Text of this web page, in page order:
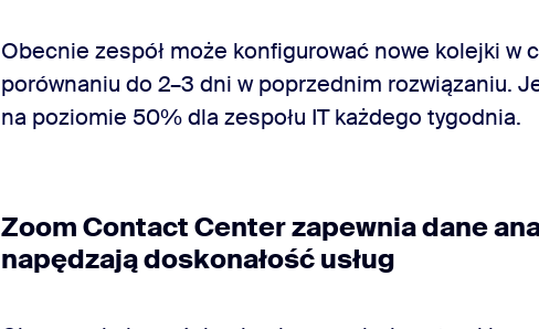
Obecnie zespół może konfigurować nowe kolejki w
porównaniu do 2–3 dni w poprzednim rozwiązaniu.
na poziomie 50% dla zespołu IT każdego tygodnia.
Zoom Contact Center zapewnia dane
napędzają doskonałość usług